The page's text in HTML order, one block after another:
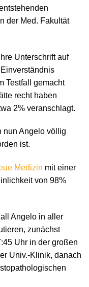
der Med. Fakultät
Unterschrift auf
Testfall gemacht
recht haben
2% veranschlagt.
nun Angelo völlig
ist.
Medizin mit einer
von 98%
Angelo in aller
zunächst
Uhr in der großen
Univ.-Klinik, danach